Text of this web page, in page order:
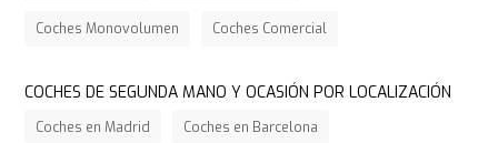
Coches Monovolumen Coches Comercial
COCHES DE SEGUNDA MANO Y OCASIÓN POR LOCALIZACIÓN
Coches en Madrid Coches en Barcelona